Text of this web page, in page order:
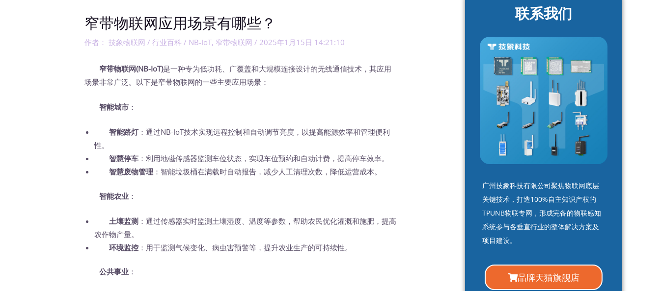
窄带物联网应用场景有哪些？
作者： 技象物联网/行业百科 / NB-IoT, 窄带物联网 / 2025年1月15日 14:21:10
窄带物联网(NB-IoT)是一种专为低功耗、广覆盖和大规模连接设计的无线通信技术，其应用
场景非常广泛。以下是窄带物联网的一些主要应用场景：
智能城市 ：
智能路灯：通过NB-IoT技术实现远程控制和自动调节亮度，以提高能源效率和管理便利
性。
智慧停车 ：利用地磁传感器监测车位状态，实现车位预约和自动计费，提高停车效率。
智慧废物管理 ：智能垃圾桶在满载时自动报告，减少人工清理次数，降低运营成本。
智能农业 ：
土壤监测 ：通过传感器实时监测土壤湿度、温度等参数，帮助农民优化灌溉和施肥，提高
农作物产量。
环境监控 ：用于监测气候变化、病虫害预警等，提升农业生产的可持续性。
公共事业 ：
联系我们
广州技象科技有限公司聚焦物联网底层
关键技术，打造100%自主知识产权的
TPUNB物联专网，形成完备的物联感知
系统参与各垂直行业的整体解决方案及
项目建设。
品牌天猫旗舰店